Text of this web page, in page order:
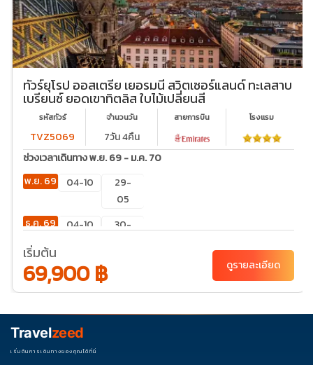
ทัวร์ยุโรป ออสเตรีย เยอรมนี สวิตเซอร์แลนด์ ทะเลสาบ
เบรียนซ์ ยอดเขาทิตลิส ใบไม้เปลี่ยนสี
รหัสทัวร์
TVZ5069
จำนวนวัน
7วัน 4คืน
สายการบิน โรงเเรม
ช่วงเวลาเดินทาง พ.ย. 69 - ม.ค. 70
พ.ย. 69
04-10
29-
05
ธ.ค. 69
04-10
30-
เริ่มต้น
69,900 ฿ ดูรายละเอียด
Travelzeed
เริ่มต้นการเดินทางของคุณได้ที่นี่